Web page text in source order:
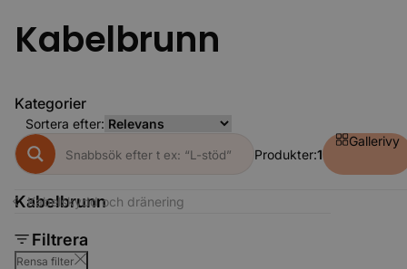
Kabelbrunn
Kategorier
Sortera efter:
Produkter:1
Gallerivy
Kabelskydd och dränering
Kabelbrunn
Filtrera
Rensa filter